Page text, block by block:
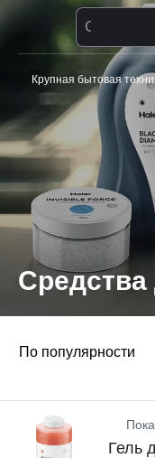
Крупная бытовая
Средства
По популярности
Гель